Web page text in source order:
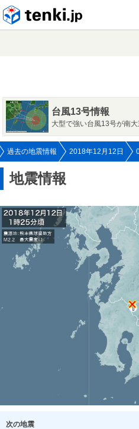
台風13号情報
大型で強い台風13号が南
過去の地震情報 2018年12月12日
地震情報
次の地震